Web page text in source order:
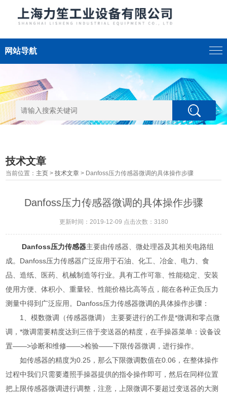
网站导航
技术文章
当前位置： 主页 >技术文章 > Danfoss压力传感器微调的具体操作步骤
Danfoss压力传感器微调的具体操作步骤
更新时间：2019-12-09 点击次数：3180
Danfoss压力传感器主要由传感器、微处理器及其相关电路组
成。Danfoss压力传感器广泛应用于石油、化工、冶金、电力、食
品、造纸、医药、机械制造等行业。具有工作可靠、性能稳定、安装
使用方便、体积小、重量轻、性能价格比高等点，能在各种正负压力
测量中得到广泛应用。Danfoss压力传感器微调的具体操作步骤：
1、模数微调（传感器微调） 主要要进行的工作是*微调和零点微
调，*微调需要精度达到三倍于变送器的精度，在手操器菜单：设备设
置——>诊断和维修——>检验——下限传器微调，进行操作。
如传感器的精度为0.25，那么下限微调数值在0.06，在整体操作
过程中我们只需要遵照手操器提供的指令操作即可，然后在同样位置
把上限传感器微调进行调整，注意，上限微调不要超过变送器的大测